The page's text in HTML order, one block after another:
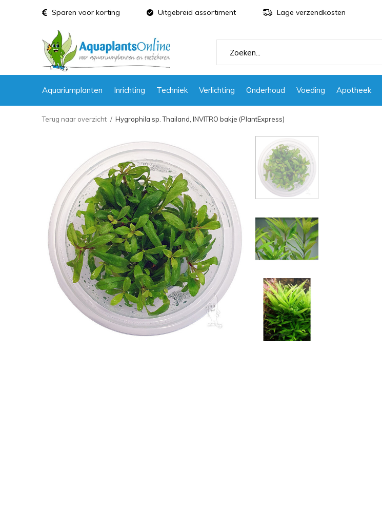
Aquariumplanten Inrichting Techniek Verlichting Onderhoud Voeding Apotheek
Sparen voor korting Uitgebreid assortiment Lage verzendkosten
Terug naar overzicht Hygrophila sp. Thailand, INVITRO bakje (PlantExpress)